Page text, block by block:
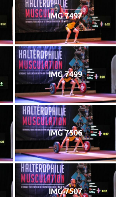
IMG 7497
IMG 7499
IMG 7506
IMG 7507